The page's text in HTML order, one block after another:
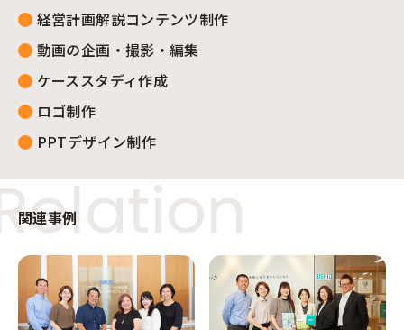
経営計画解説コンテンツ制作
動画の企画・撮影・編集
ケーススタディ作成
ロゴ制作
PPTデザイン制作
関連事例